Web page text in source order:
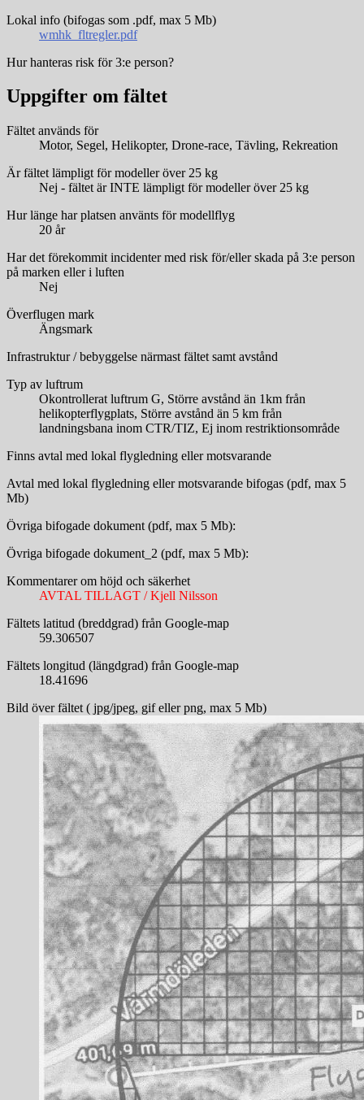
Lokal info (bifogas som .pdf, max 5 Mb)
wmhk_fltregler.pdf
Hur hanteras risk för 3:e person?
Uppgifter om fältet
Fältet används för
Motor, Segel, Helikopter, Drone-race, Tävling, Rekreation
Är fältet lämpligt för modeller över 25 kg
Nej - fältet är INTE lämpligt för modeller över 25 kg
Hur länge har platsen använts för modellflyg
20 år
Har det förekommit incidenter med risk för/eller skada på 3:e person
på marken eller i luften
Nej
Överflugen mark
Ängsmark
Infrastruktur / bebyggelse närmast fältet samt avstånd
Typ av luftrum
Okontrollerat luftrum G, Större avstånd än 1km från
helikopterflygplats, Större avstånd än 5 km från
landningsbana inom CTR/TIZ, Ej inom restriktionsområde
Finns avtal med lokal flygledning eller motsvarande
Avtal med lokal flygledning eller motsvarande bifogas (pdf, max 5
Mb)
Övriga bifogade dokument (pdf, max 5 Mb):
Övriga bifogade dokument_2 (pdf, max 5 Mb):
Kommentarer om höjd och säkerhet
AVTAL TILLAGT / Kjell Nilsson
Fältets latitud (breddgrad) från Google-map
59.306507
Fältets longitud (längdgrad) från Google-map
18.41696
Bild över fältet ( jpg/jpeg, gif eller png, max 5 Mb)